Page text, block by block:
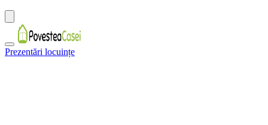
Prezentări locuințe